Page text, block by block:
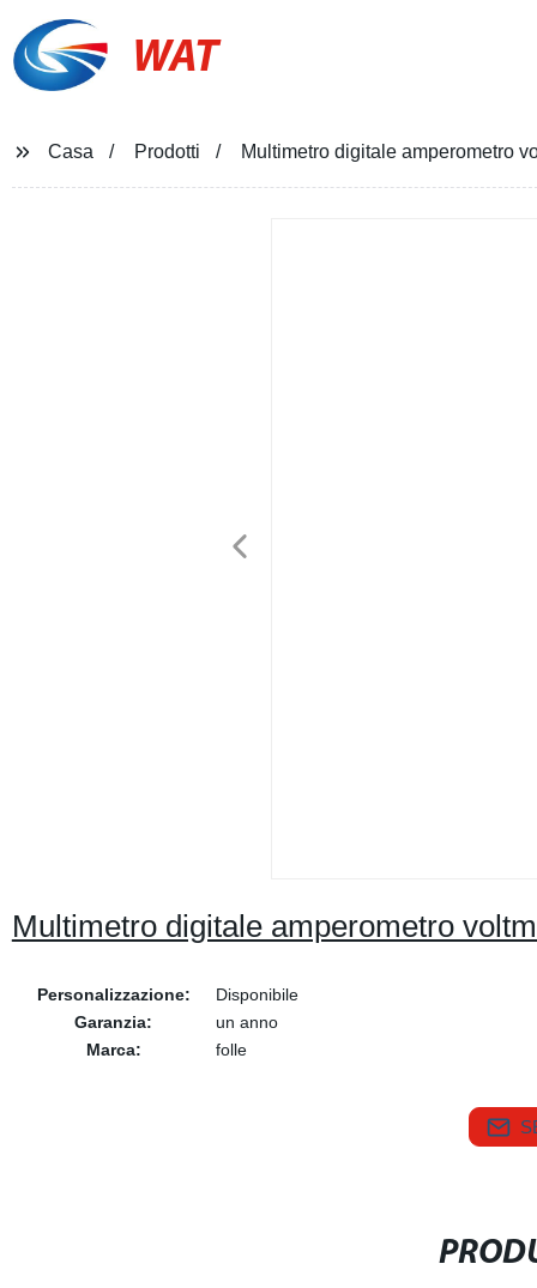
WAT
Casa Prodotti Multimetro digitale amperometro
Multimetro digitale amperometro
Personalizzazione:
Disponibile
Garanzia:
un anno
Marca:
folle